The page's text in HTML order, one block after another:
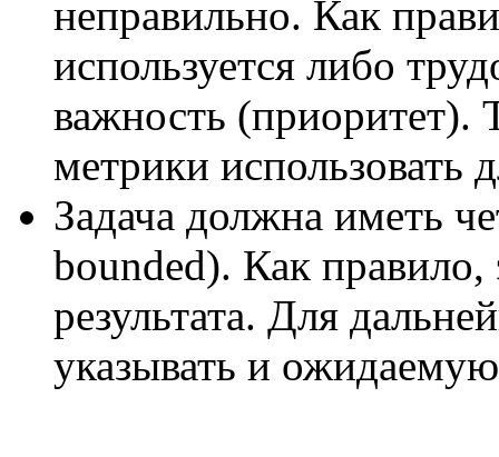
неправильно. Как
используется либо
важность (приоритет).
метрики использовать
Задача должна иметь
bounded). Как правило,
результата. Для
указывать и